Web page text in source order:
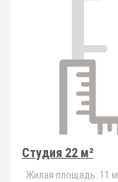
Студия 22 м²
Жилая площадь: 11 м